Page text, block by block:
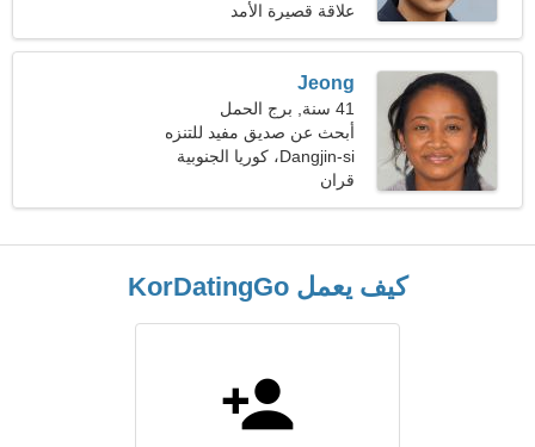
علاقة قصيرة الأمد
Jeong
41 سنة, برج الحمل
أبحث عن صديق مفيد للتنزه
معًا
Dangjin-si، كوريا الجنوبية
قران
كيف يعمل KorDatingGo